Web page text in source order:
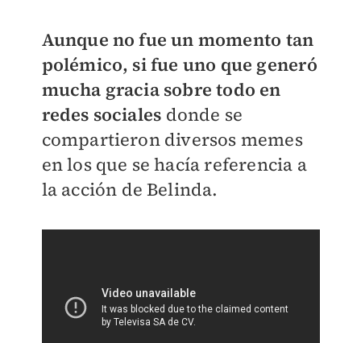
Aunque no fue un momento tan
polémico, si fue uno que generó
mucha gracia sobre todo en
redes sociales donde se
compartieron diversos memes
en los que se hacía referencia a
la acción de Belinda.